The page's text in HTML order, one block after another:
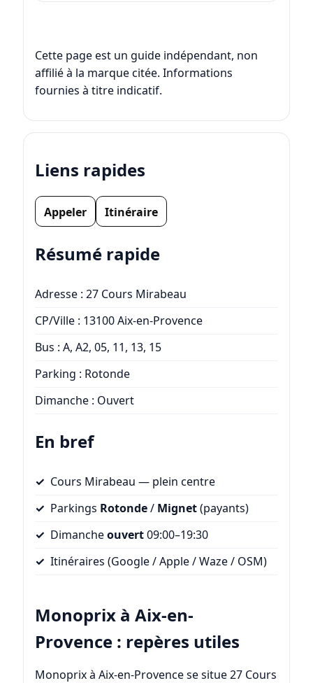
Cette page est un guide indépendant, non
affilié à la marque citée. Informations
fournies à titre indicatif.
Liens rapides
Appeler Itinéraire
Résumé rapide
Adresse : 27 Cours Mirabeau
CP/Ville : 13100 Aix-en-Provence
Bus : A, A2, 05, 11, 13, 15
Parking : Rotonde
Dimanche : Ouvert
En bref
Cours Mirabeau — plein centre
Parkings Rotonde/ Mignet(payants)
Dimancheouvert09:00–19:30
Itinéraires (Google / Apple / Waze / OSM)
Monoprix à Aix-en-
Provence : repères utiles
Monoprix à Aix-en-Provence se situe 27 Cours